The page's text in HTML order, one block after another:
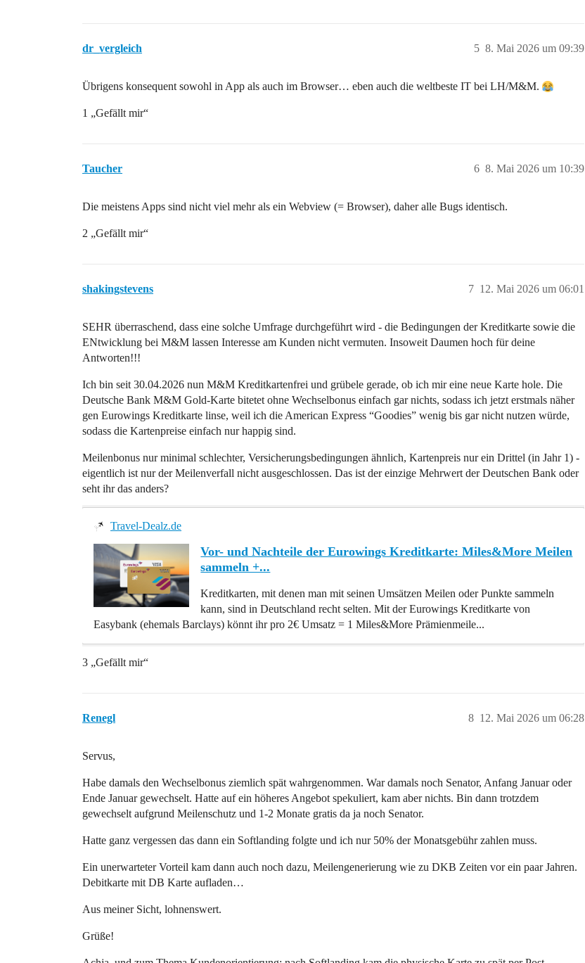
dr_vergleich 8. Mai 2026 um 09:39
5
Übrigens konsequent sowohl in App als auch im Browser… eben auch die weltbeste IT bei LH/M&M.
1 „Gefällt mir“
Taucher 8. Mai 2026 um 10:39
6
Die meistens Apps sind nicht viel mehr als ein Webview (= Browser), daher alle Bugs identisch.
2 „Gefällt mir“
shakingstevens 12. Mai 2026 um 06:01
7
SEHR überraschend, dass eine solche Umfrage durchgeführt wird - die Bedingungen der Kreditkarte sowie die
ENtwicklung bei M&M lassen Interesse am Kunden nicht vermuten. Insoweit Daumen hoch für deine
Antworten!!!
Ich bin seit 30.04.2026 nun M&M Kreditkartenfrei und grübele gerade, ob ich mir eine neue Karte hole. Die
Deutsche Bank M&M Gold-Karte bitetet ohne Wechselbonus einfach gar nichts, sodass ich jetzt erstmals näher
gen Eurowings Kreditkarte linse, weil ich die American Express “Goodies” wenig bis gar nicht nutzen würde,
sodass die Kartenpreise einfach nur happig sind.
Meilenbonus nur minimal schlechter, Versicherungsbedingungen ähnlich, Kartenpreis nur ein Drittel (in Jahr 1) -
eigentlich ist nur der Meilenverfall nicht ausgeschlossen. Das ist der einzige Mehrwert der Deutschen Bank oder
seht ihr das anders?
Travel-Dealz.de
Vor- und Nachteile der Eurowings Kreditkarte: Miles&More Meilen
sammeln +...
Kreditkarten, mit denen man mit seinen Umsätzen Meilen oder Punkte sammeln
kann, sind in Deutschland recht selten. Mit der Eurowings Kreditkarte von
Easybank (ehemals Barclays) könnt ihr pro 2€ Umsatz = 1 Miles&More Prämienmeile...
3 „Gefällt mir“
Renegl 12. Mai 2026 um 06:28
8
Servus,
Habe damals den Wechselbonus ziemlich spät wahrgenommen. War damals noch Senator, Anfang Januar oder
Ende Januar gewechselt. Hatte auf ein höheres Angebot spekuliert, kam aber nichts. Bin dann trotzdem
gewechselt aufgrund Meilenschutz und 1-2 Monate gratis da ja noch Senator.
Hatte ganz vergessen das dann ein Softlanding folgte und ich nur 50% der Monatsgebühr zahlen muss.
Ein unerwarteter Vorteil kam dann auch noch dazu, Meilengenerierung wie zu DKB Zeiten vor ein paar Jahren.
Debitkarte mit DB Karte aufladen…
Aus meiner Sicht, lohnenswert.
Grüße!